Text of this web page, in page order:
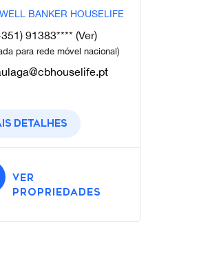
BANKER HOUSELIFE
91383**** (Ver)
para rede móvel nacional)
detalhes
VER
PROPRIEDADES